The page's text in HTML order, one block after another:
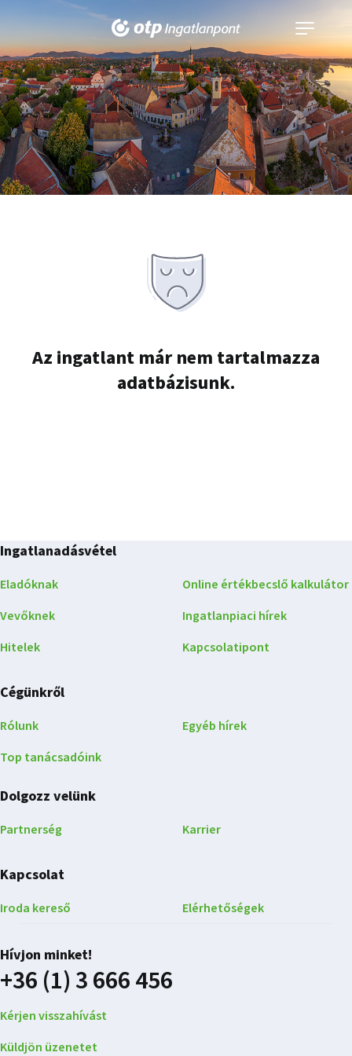
Navigáció
kinyitása
Az ingatlant már nem tartalmazza
adatbázisunk.
Ingatlanadásvétel
Eladóknak
Vevőknek
Hitelek
Online értékbecslő kalkulátor
Ingatlanpiaci hírek
Kapcsolatipont
Cégünkről
Rólunk
Top tanácsadóink
Egyéb hírek
Dolgozz velünk
Partnerség Karrier
Kapcsolat
Iroda kereső Elérhetőségek
Hívjon minket!
+36 (1) 3 666 456
Kérjen visszahívást
Küldjön üzenetet